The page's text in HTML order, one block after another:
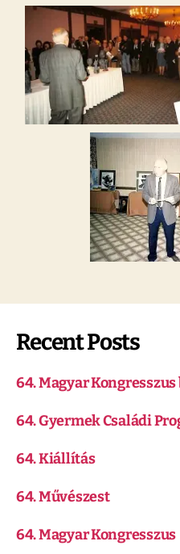
Recent Posts
64. Magyar
64. Gyermek Családi
64. Kiállítás
64. Művészest
64. Magyar Kongresszus